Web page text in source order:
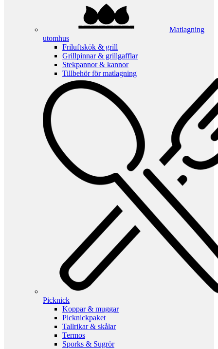
Matlagning
utomhus
Friluftskök & grill
Grillpinnar & grillgafflar
Stekpannor & kannor
Tillbehör för matlagning
Picknick
Koppar & muggar
Picknickpaket
Tallrikar & skålar
Termos
Sporks & Sugrör